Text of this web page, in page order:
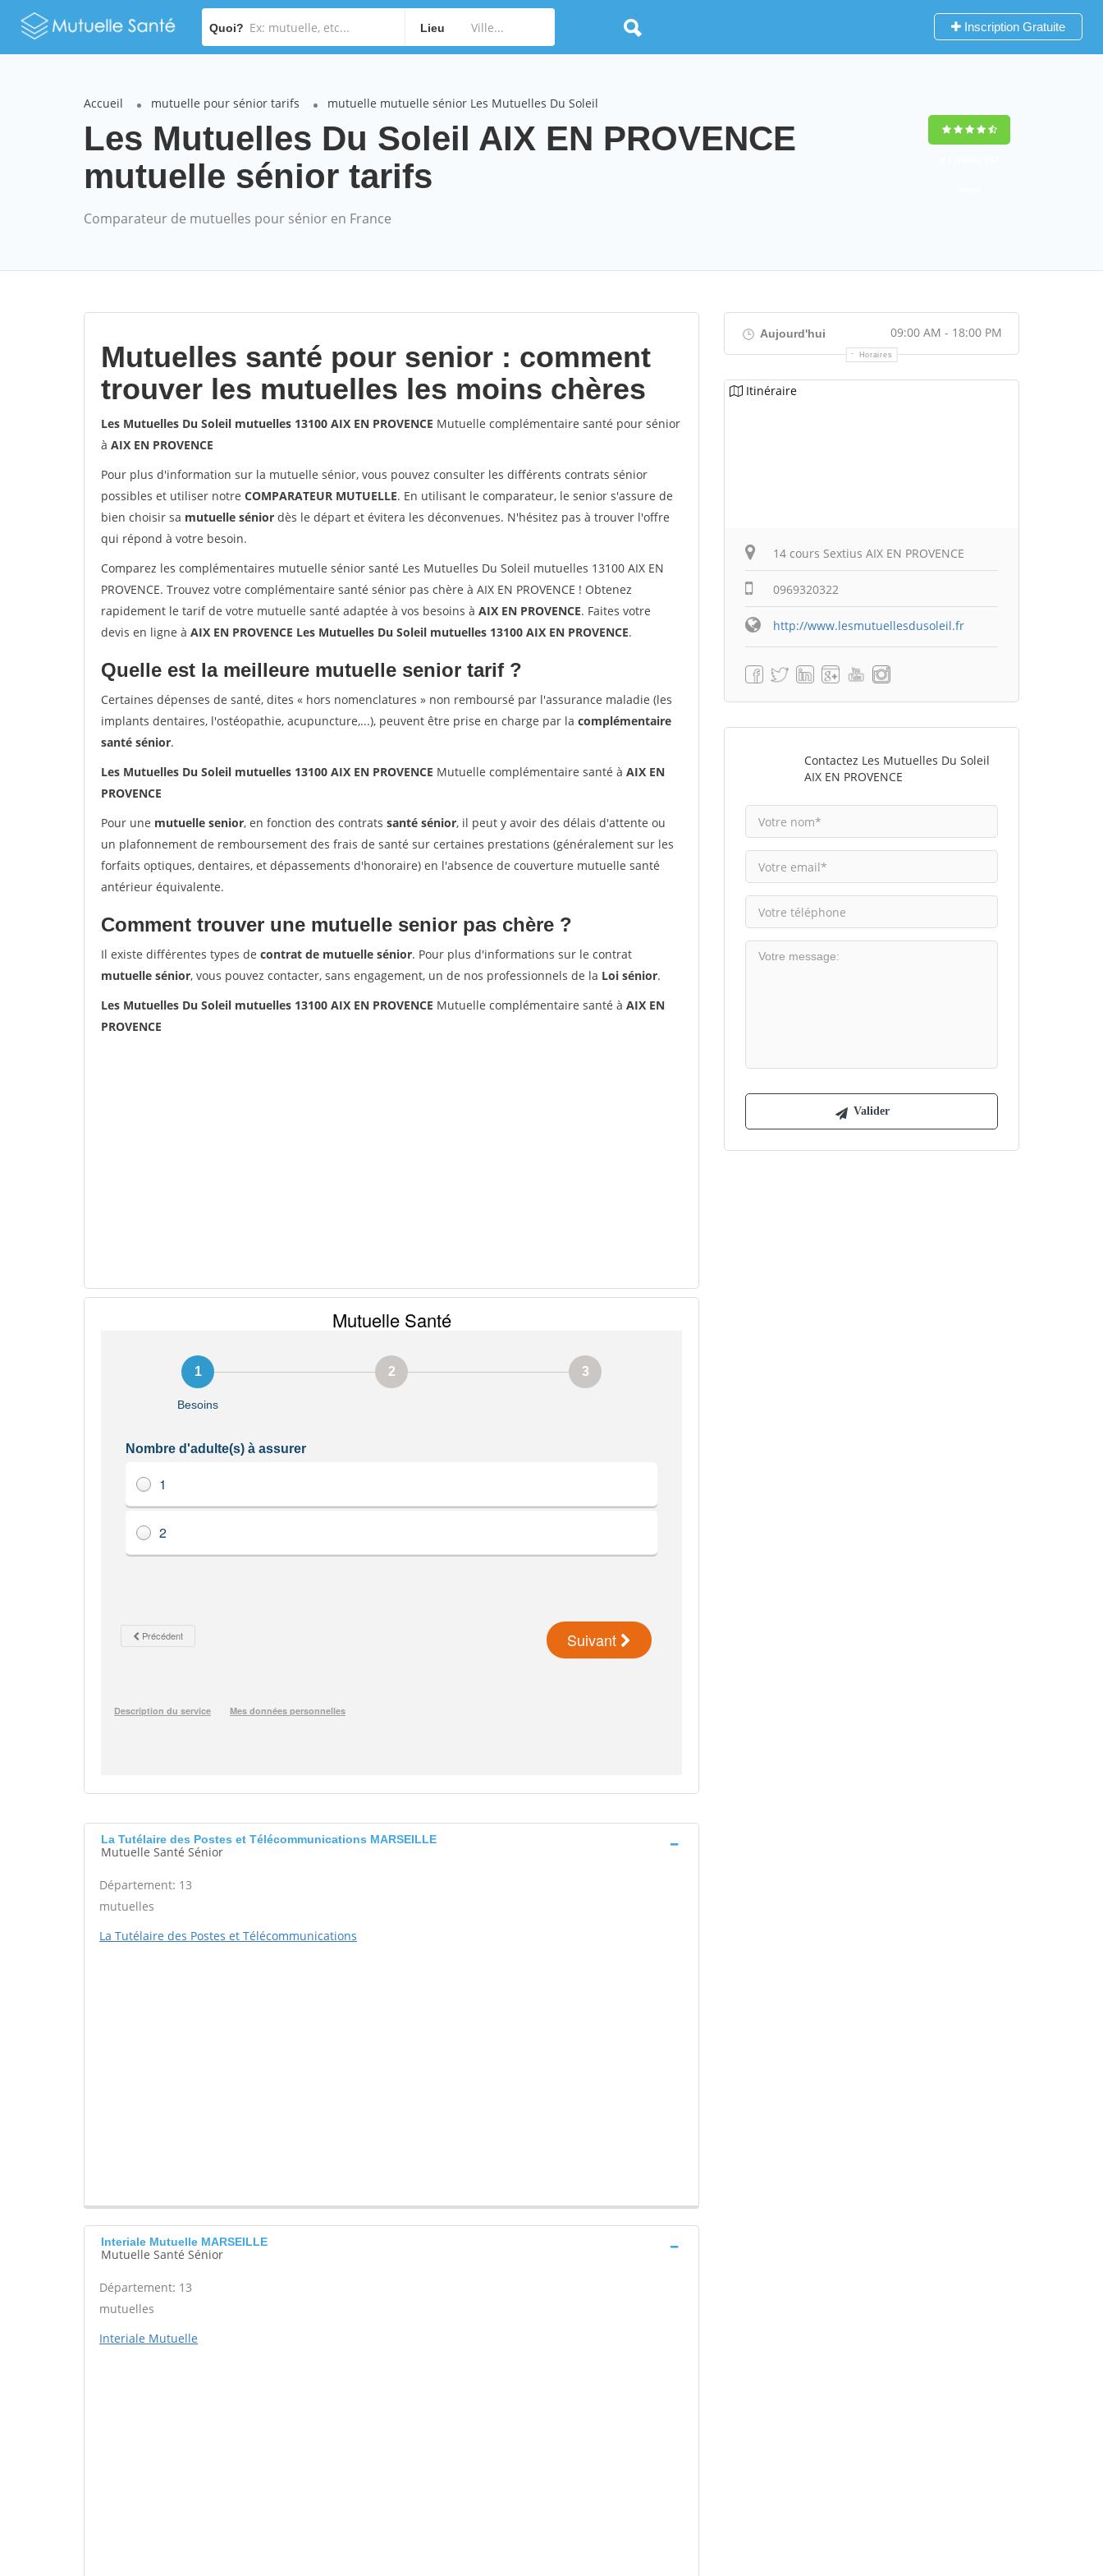
Quoi? Lieu Inscription Gratuite
Accueil mutuelle pour sénior tarifs mutuelle mutuelle sénior Les Mutuelles Du Soleil
Les Mutuelles Du Soleil AIX EN PROVENCE
mutuelle sénior tarifs
Comparateur de mutuelles pour sénior en France
Mutuelles santé pour senior : comment
trouver les mutuelles les moins chères
Les Mutuelles Du Soleil mutuelles 13100 AIX EN PROVENCE Mutuelle complémentaire santé pour sénior
à AIX EN PROVENCE
Pour plus d'information sur la mutuelle sénior, vous pouvez consulter les différents contrats sénior
possibles et utiliser notre COMPARATEUR MUTUELLE. En utilisant le comparateur, le senior s'assure de
bien choisir sa mutuelle sénior dès le départ et évitera les déconvenues. N'hésitez pas à trouver l'offre
qui répond à votre besoin.
Comparez les complémentaires mutuelle sénior santé Les Mutuelles Du Soleil mutuelles 13100 AIX EN
PROVENCE. Trouvez votre complémentaire santé sénior pas chère à AIX EN PROVENCE ! Obtenez
rapidement le tarif de votre mutuelle santé adaptée à vos besoins à AIX EN PROVENCE. Faites votre
devis en ligne à AIX EN PROVENCE Les Mutuelles Du Soleil mutuelles 13100 AIX EN PROVENCE.
Quelle est la meilleure mutuelle senior tarif ?
Certaines dépenses de santé, dites « hors nomenclatures » non remboursé par l'assurance maladie (les
implants dentaires, l'ostéopathie, acupuncture,...), peuvent être prise en charge par la complémentaire
santé sénior.
Les Mutuelles Du Soleil mutuelles 13100 AIX EN PROVENCE Mutuelle complémentaire santé à AIX EN
PROVENCE
Pour une mutuelle senior, en fonction des contrats santé sénior, il peut y avoir des délais d'attente ou
un plafonnement de remboursement des frais de santé sur certaines prestations (généralement sur les
forfaits optiques, dentaires, et dépassements d'honoraire) en l'absence de couverture mutuelle santé
antérieur équivalente.
Comment trouver une mutuelle senior pas chère ?
Il existe différentes types de contrat de mutuelle sénior. Pour plus d'informations sur le contrat
mutuelle sénior, vous pouvez contacter, sans engagement, un de nos professionnels de la Loi sénior.
Les Mutuelles Du Soleil mutuelles 13100 AIX EN PROVENCE Mutuelle complémentaire santé à AIX EN
PROVENCE
La Tutélaire des Postes et Télécommunications MARSEILLE
Mutuelle Santé Sénior
Département: 13
mutuelles
La Tutélaire des Postes et Télécommunications
Interiale Mutuelle MARSEILLE
Mutuelle Santé Sénior
Département: 13
mutuelles
Interiale Mutuelle
Aujourd'hui 09:00 AM - 18:00 PM
Horaires
Itinéraire
14 cours Sextius AIX EN PROVENCE
0969320322
http://www.lesmutuellesdusoleil.fr
Contactez Les Mutuelles Du Soleil
AIX EN PROVENCE